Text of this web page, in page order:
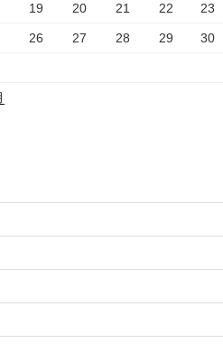
19 20 21 22 23
26 27 28 29 30